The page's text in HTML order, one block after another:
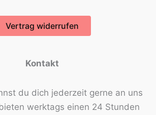
Vertrag widerrufen
Kontakt
du dich jederzeit gerne an uns
werktags einen 24 Stunden